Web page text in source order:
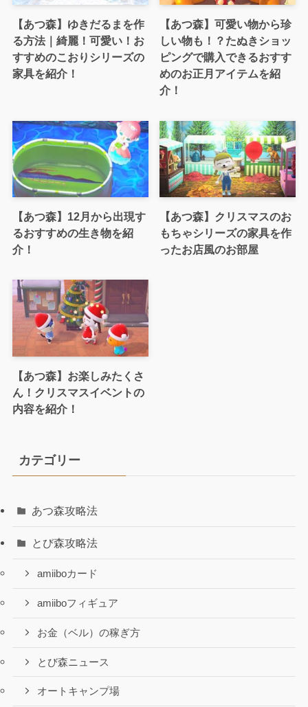
【あつ森】ゆきだるまを作
る方法｜綺麗！可愛い！お
すすめのこおりシリーズの
家具を紹介！
【あつ森】可愛い物から珍
しい物も！？たぬきショッ
ピングで購入できるおすす
めのお正月アイテムを紹
介！
【あつ森】12月から出現す
るおすすめの生き物を紹
介！
【あつ森】クリスマスのお
もちゃシリーズの家具を作
ったお店風のお部屋
【あつ森】お楽しみたくさ
ん！クリスマスイベントの
内容を紹介！
カテゴリー
あつ森攻略法
とび森攻略法
amiiboカード
amiiboフィギュア
お金（ベル）の稼ぎ方
とび森ニュース
オートキャンプ場